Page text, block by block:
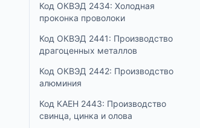
Код ОКВЭД 2434: Холодная
проконка проволоки
Код ОКВЭД 2441: Производство
драгоценных металлов
Код ОКВЭД 2442: Производство
алюминия
Код КАЕН 2443: Производство
свинца, цинка и олова